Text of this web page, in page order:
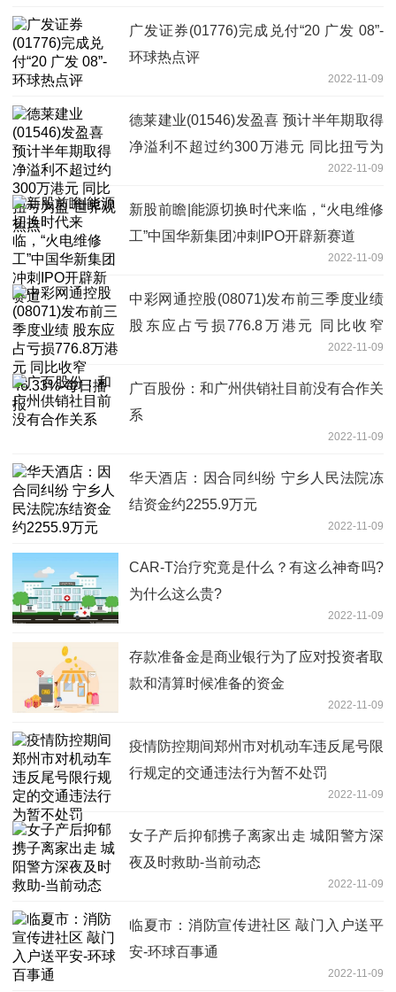
广发证券(01776)完成兑付“20 广发 08”-
环球热点评
2022-11-09
德莱建业(01546)发盈喜 预计半年期取得
净溢利不超过约300万港元 同比扭亏为
2022-11-09
新股前瞻|能源切换时代来临，“火电维修
工”中国华新集团冲刺IPO开辟新赛道
2022-11-09
中彩网通控股(08071)发布前三季度业绩
股东应占亏损776.8万港元 同比收窄
2022-11-09
广百股份：和广州供销社目前没有合作关
系
2022-11-09
华天酒店：因合同纠纷 宁乡人民法院冻
结资金约2255.9万元
2022-11-09
CAR-T治疗究竟是什么？有这么神奇吗?
为什么这么贵?
2022-11-09
存款准备金是商业银行为了应对投资者取
款和清算时候准备的资金
2022-11-09
疫情防控期间郑州市对机动车违反尾号限
行规定的交通违法行为暂不处罚
2022-11-09
女子产后抑郁携子离家出走 城阳警方深
夜及时救助-当前动态
2022-11-09
临夏市：消防宣传进社区 敲门入户送平
安-环球百事通
2022-11-09